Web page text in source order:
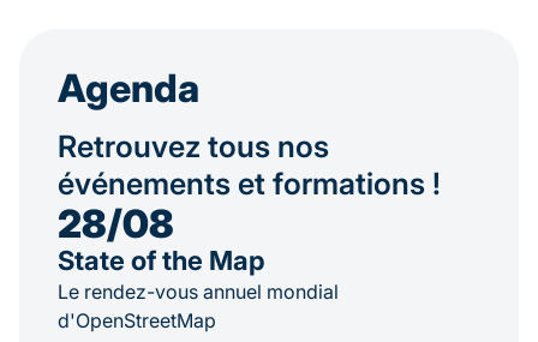
Agenda
Retrouvez tous nos
événements et formations !
28/08
State of the Map
Le rendez-vous annuel mondial
d'OpenStreetMap